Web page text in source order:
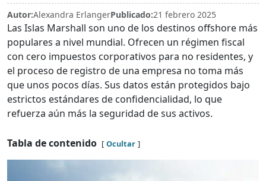
Autor:Alexandra ErlangerPublicado:21 febrero 2025
Las Islas Marshall son uno de los destinos offshore más
populares a nivel mundial. Ofrecen un régimen fiscal
con cero impuestos corporativos para no residentes, y
el proceso de registro de una empresa no toma más
que unos pocos días. Sus datos están protegidos bajo
estrictos estándares de confidencialidad, lo que
refuerza aún más la seguridad de sus activos.
Tabla de contenido Ocultar